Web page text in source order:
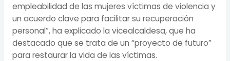
empleabilidad de las mujeres víctimas de violencia y
un acuerdo clave para facilitar su recuperación
personal”, ha explicado la vicealcaldesa, que ha
destacado que se trata de un “proyecto de futuro”
para restaurar la vida de las víctimas.